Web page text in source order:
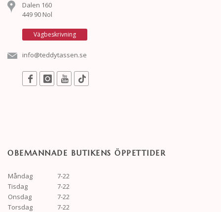
Dalen 160
449 90 Nol
Vägbeskrivning
info@teddytassen.se
OBEMANNADE BUTIKENS ÖPPETTIDER
Måndag
7-22
Tisdag
7-22
Onsdag
7-22
Torsdag
7-22